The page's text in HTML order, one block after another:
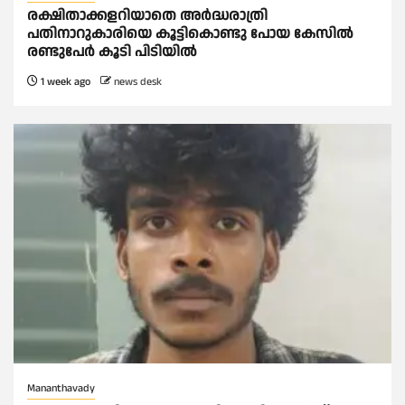
രക്ഷിതാക്കളറിയാതെ അര്‍ദ്ധരാത്രി
പതിനാറുകാരിയെ കൂട്ടികൊണ്ടു പോയ കേസില്‍
രണ്ടുപേര്‍ കൂടി പിടിയില്‍
1 week ago news desk
Mananthavady